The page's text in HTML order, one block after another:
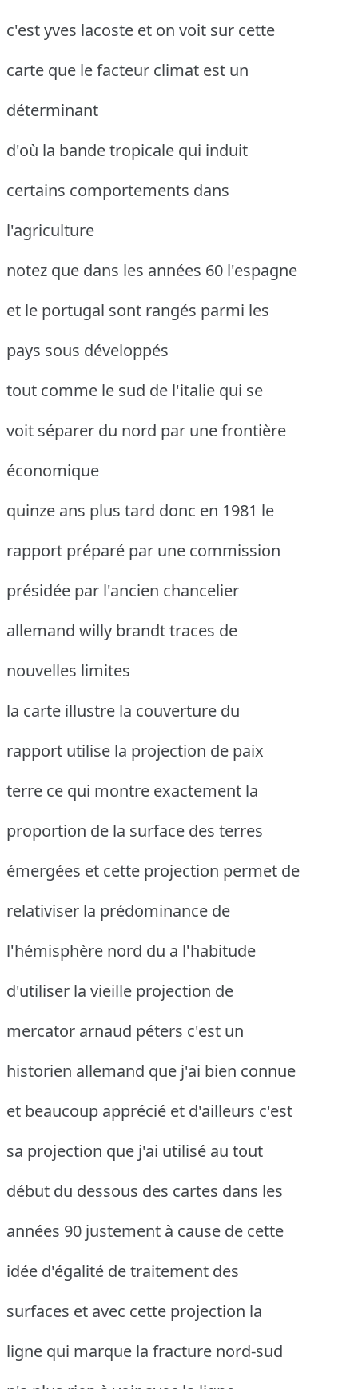
c'est yves lacoste et on voit sur cette
carte que le facteur climat est un
déterminant
d'où la bande tropicale qui induit
certains comportements dans
l'agriculture
notez que dans les années 60 l'espagne
et le portugal sont rangés parmi les
pays sous développés
tout comme le sud de l'italie qui se
voit séparer du nord par une frontière
économique
quinze ans plus tard donc en 1981 le
rapport préparé par une commission
présidée par l'ancien chancelier
allemand willy brandt traces de
nouvelles limites
la carte illustre la couverture du
rapport utilise la projection de paix
terre ce qui montre exactement la
proportion de la surface des terres
émergées et cette projection permet de
relativiser la prédominance de
l'hémisphère nord du a l'habitude
d'utiliser la vieille projection de
mercator arnaud péters c'est un
historien allemand que j'ai bien connue
et beaucoup apprécié et d'ailleurs c'est
sa projection que j'ai utilisé au tout
début du dessous des cartes dans les
années 90 justement à cause de cette
idée d'égalité de traitement des
surfaces et avec cette projection la
ligne qui marque la fracture nord-sud